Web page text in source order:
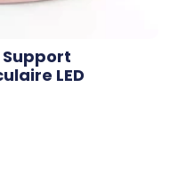
Support
LED